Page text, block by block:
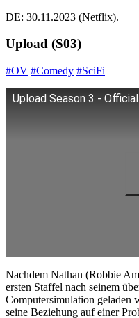
DE: 30.11.2023 (Netflix).
Upload (S03)
#OV #Comedy #SciFi
Upload Season 3 -
Nachdem Nathan (Robbie
ersten Staffel nach seinem
Computersimulation geladen
seine Beziehung auf einer